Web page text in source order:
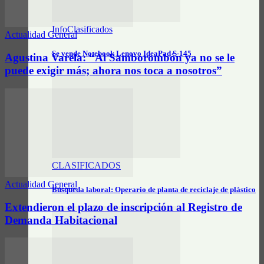
InfoClasificados
Se vende Notebook Lenovo IdeaPad S-145
CLASIFICADOS
Búsqueda laboral: Operario de planta de reciclaje de plástico
Actualidad General
Agustina Varela: “Al Samborombón ya no se le
puede exigir más; ahora nos toca a nosotros”
Actualidad General
Extendieron el plazo de inscripción al Registro de
Demanda Habitacional